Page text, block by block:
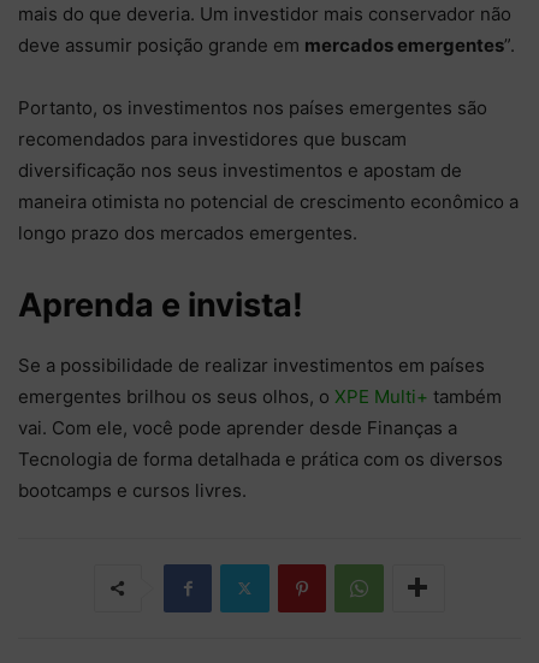
mais do que deveria. Um investidor mais conservador não
deve assumir posição grande em mercados emergentes”.
Portanto, os investimentos nos países emergentes são
recomendados para investidores que buscam
diversificação nos seus investimentos e apostam de
maneira otimista no potencial de crescimento econômico a
longo prazo dos mercados emergentes.
Aprenda e invista!
Se a possibilidade de realizar investimentos em países
emergentes brilhou os seus olhos, o XPE Multi+ também
vai. Com ele, você pode aprender desde Finanças a
Tecnologia de forma detalhada e prática com os diversos
bootcamps e cursos livres.